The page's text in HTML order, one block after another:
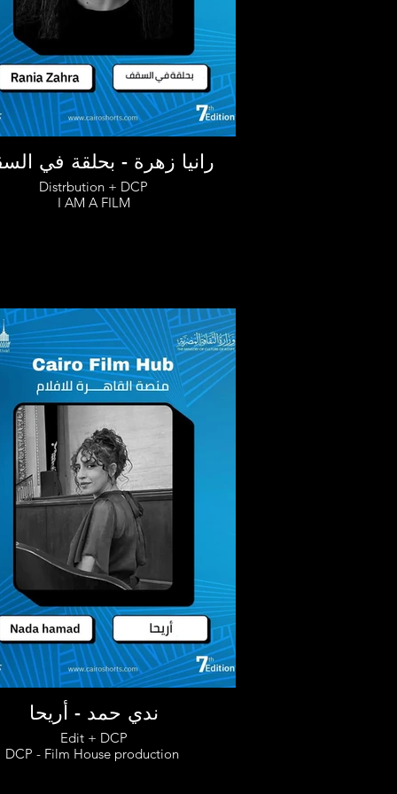
رانيا زهرة - بحلقة في
Distrbution + DCP
I AM A FILM
ندي حمد - أريحا
Edit + DCP
DCP - Film House production